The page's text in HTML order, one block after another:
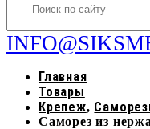
Главная
Товары
Крепеж,
Саморез из